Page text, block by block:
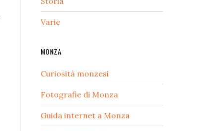
Varie
MONZA
Curiosità monzesi
Fotografie di Monza
Guida internet a Monza